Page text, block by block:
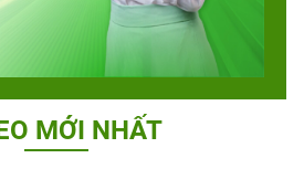
MỚI NHẤT